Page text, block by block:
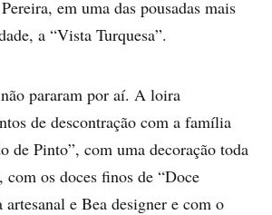
em uma das pousadas mais
a “Vista Turquesa”.
pararam por aí. A loira
de descontração com a família
de Pinto”, com uma decoração toda
com os doces finos de “Doce
e Bea designer e com o